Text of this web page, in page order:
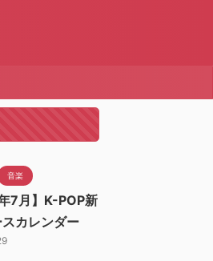
音楽
7月】K-POP新
カレンダー